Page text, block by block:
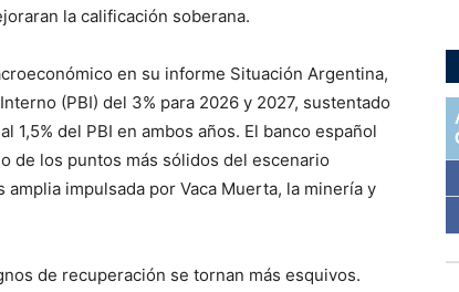
la calificación soberana.
en su informe Situación Argentina,
(PBI) del 3% para 2026 y 2027, sustentado
del PBI en ambos años. El banco español
de los puntos más sólidos del escenario
impulsada por Vaca Muerta, la minería y
de recuperación se tornan más esquivos.